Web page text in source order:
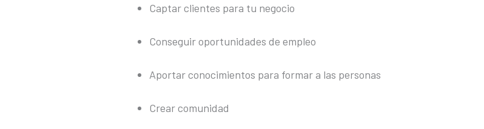
Captar clientes para tu negocio
Conseguir oportunidades de empleo
Aportar conocimientos para formar a las personas
Crear comunidad